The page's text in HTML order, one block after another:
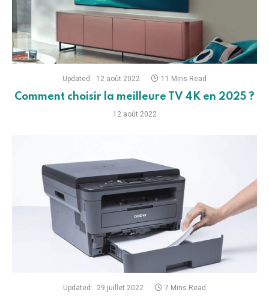
Updated: 12 août 2022 11 Mins Read
Comment choisir la meilleure TV 4K en 2025 ?
12 août 2022
Updated: 29 juillet 2022 7 Mins Read